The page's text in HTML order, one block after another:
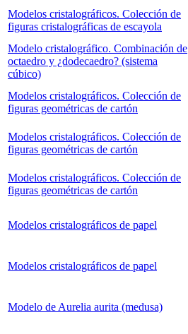
Modelos cristalográficos. Colección de
figuras cristalográficas de escayola
Modelo cristalográfico. Combinación de
octaedro y ¿dodecaedro? (sistema
cúbico)
Modelos cristalográficos. Colección de
figuras geométricas de cartón
Modelos cristalográficos. Colección de
figuras geométricas de cartón
Modelos cristalográficos. Colección de
figuras geométricas de cartón
Modelos cristalográficos de papel
Modelos cristalográficos de papel
Modelo de Aurelia aurita (medusa)